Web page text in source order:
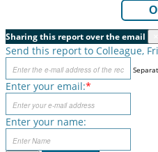
Sharing this report over the email
Send this report to Colleague,
Enter your email:*
Enter your name: